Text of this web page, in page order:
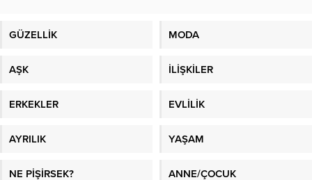
GÜZELLİK MODA
AŞK İLİŞKİLER
ERKEKLER EVLİLİK
AYRILIK YAŞAM
NE PİŞİRSEK? ANNE/ÇOCUK